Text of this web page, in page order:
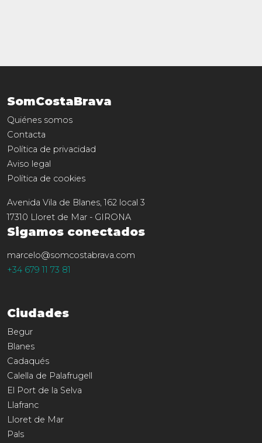
SomCostaBrava
Quiénes somos
Contacta
Política de privacidad
Aviso legal
Política de cookies
Avenida Vila de Blanes, 162 local 3
17310 Lloret de Mar - GIRONA
Sigamos conectados
marcelo@somcostabrava.com
+34 679 11 73 81
Ciudades
Begur
Blanes
Cadaqués
Calella de Palafrugell
El Port de la Selva
Llafranc
Lloret de Mar
Pals